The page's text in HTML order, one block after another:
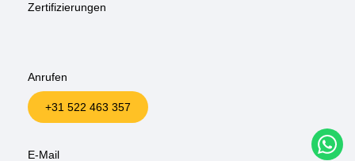
Zertifizierungen
Anrufen
+31 522 463 357
E-Mail